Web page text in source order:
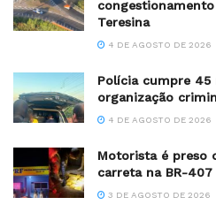
Teresina
4 DE AGOSTO DE 2026
Polícia cumpre 45
organização
4 DE AGOSTO DE 2026
Motorista é preso
carreta na BR-407
3 DE AGOSTO DE 2026